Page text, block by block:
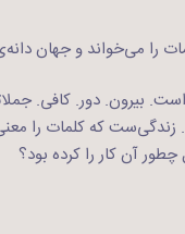
را می‌خواند و جهان
بیرون. دور. کافی.
زندگی‌ست که کلمات را
آن کار را کرده بود؟